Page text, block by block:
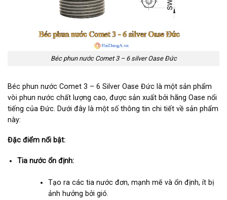
Béc phun nước Comet 3 – 6 silver Oase Đức
Béc phun nước Comet 3 – 6 Silver Oase Đức là một sản phẩm
vòi phun nước chất lượng cao, được sản xuất bởi hãng Oase nổi
tiếng của Đức. Dưới đây là một số thông tin chi tiết về sản phẩm
này:
Đặc điểm nổi bật:
Tia nước ổn định:
Tạo ra các tia nước đơn, mạnh mẽ và ổn định, ít bị
ảnh hưởng bởi gió.